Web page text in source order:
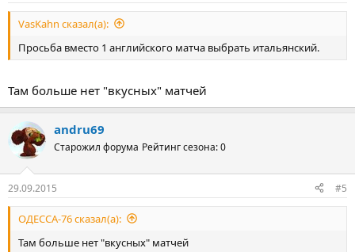
VasKahn сказал(а):
Просьба вместо 1 английского матча выбрать итальянский.
Там больше нет "вкусных" матчей
andru69
Старожил форума Рейтинг сезона: 0
29.09.2015 #5
ОДЕССА-76 сказал(а):
Там больше нет "вкусных" матчей